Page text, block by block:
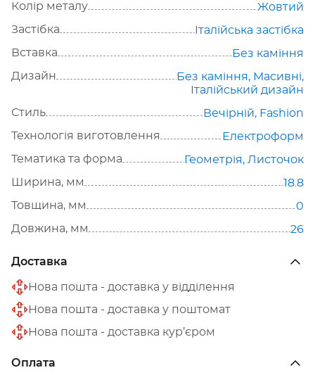
Колір металу
Жовтий
Застібка
Італійська застібка
Вставка
Без каміння
Дизайн
Без каміння, Масивні,
Італійський дизайн
Стиль
Вечірній, Fashion
Технологія виготовлення
Електроформ
Тематика та форма
Геометрія, Листочок
Ширина, мм
18.8
Товщина, мм
0
Довжина, мм
26
Доставка
Нова пошта - доставка у відділення
Нова пошта - доставка у поштомат
Нова пошта - доставка кур’єром
Оплата